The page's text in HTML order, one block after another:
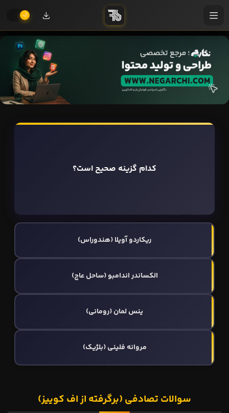
کدام گزینه صحیح است؟
ریکاردو آویلا (هندوراس)
الکساندر اندامبو (ساحل عاج)
ینس لمان (رومانی)
مروانه فلینی (بلژیک)
سوالات تصادفی (برگرفته از اف کوییز)